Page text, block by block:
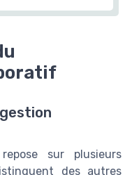
sur plusieurs
des autres